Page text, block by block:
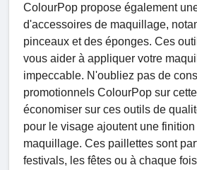
ColourPop propose également
d'accessoires de maquillage,
pinceaux et des éponges. Ces
vous aider à appliquer votre
impeccable. N'oubliez pas de
promotionnels ColourPop sur
économiser sur ces outils de
pour le visage ajoutent une
maquillage. Ces paillettes sont
festivals, les fêtes ou à chaque